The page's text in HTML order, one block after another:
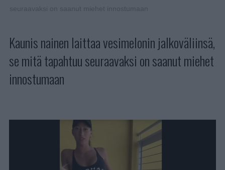
Kaunis nainen laittaa vesimelonin jalkoväliinsä,
se mitä tapahtuu seuraavaksi on saanut miehet
innostumaan